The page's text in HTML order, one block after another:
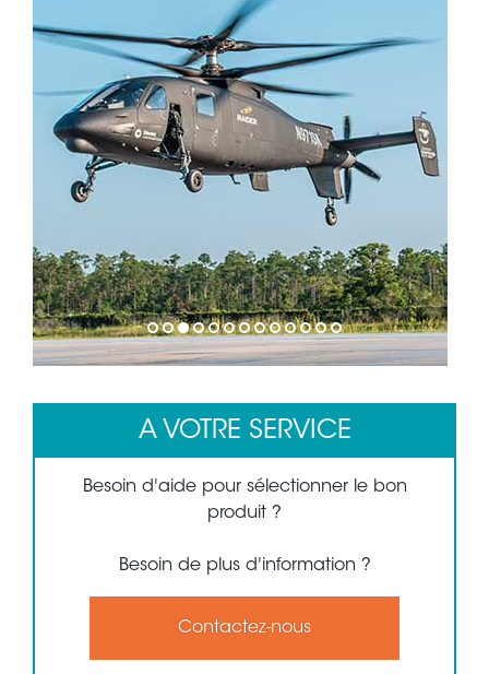
1 2 3 4 5 6 7 8 9 10111213
A VOTRE SERVICE
Besoin d'aide pour sélectionner le bon
produit ?
Besoin de plus d'information ?
Contactez-nous